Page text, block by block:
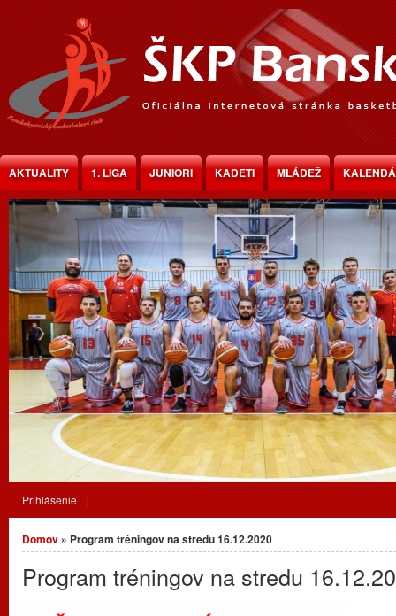
Jump to Content
AKTUALITY 1. LIGA JUNIORI KADETI MLÁDEŽ
Prihlásenie
Nachádzate sa tu
Domov » Program tréningov na stredu 16.12.2020
Program tréningov na stredu